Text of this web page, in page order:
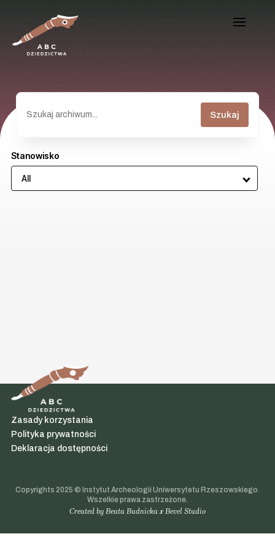
Szukaj
Stanowisko
All
Zasady korzystania
Polityka prywatności
Deklaracja dostępności
Copyrights 2025 © Instytut Archeologii Uniwersytetu Rzeszowskiego.
Wszelkie prawa zastrzeżone.
Created by Beata Budnicka x Bevel Studio